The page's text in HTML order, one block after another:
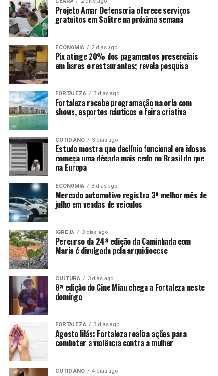
CEARÁ 2 dias ago
Projeto Amar Defensoria oferece serviços
gratuitos em Salitre na próxima semana
ECONOMIA 2 dias ago
Pix atinge 20% dos pagamentos presenciais
em bares e restaurantes; revela pesquisa
FORTALEZA 3 dias ago
Fortaleza recebe programação na orla com
shows, esportes náuticos e feira criativa
COTIDIANO 3 dias ago
Estudo mostra que declínio funcional em idosos
começa uma década mais cedo no Brasil do que
na Europa
ECONOMIA 3 dias ago
Mercado automotivo registra 3º melhor mês de
julho em vendas de veículos
IGREJA 3 dias ago
Percurso da 24ª edição da Caminhada com
Maria é divulgada pela arquidiocese
CULTURA 3 dias ago
8ª edição do Cine Miau chega a Fortaleza neste
domingo
FORTALEZA 3 dias ago
Agosto lilás: Fortaleza realiza ações para
combater a violência contra a mulher
COTIDIANO 4 dias ago